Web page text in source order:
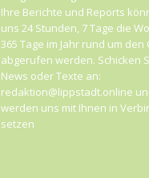
Ihre Berichte und Reports
uns 24 Stunden, 7 Tage die
365 Tage im Jahr rund um den
abgerufen werden. Schicken
News oder Texte an:
redaktion@lippstadt.online
werden uns mit Ihnen in
setzen